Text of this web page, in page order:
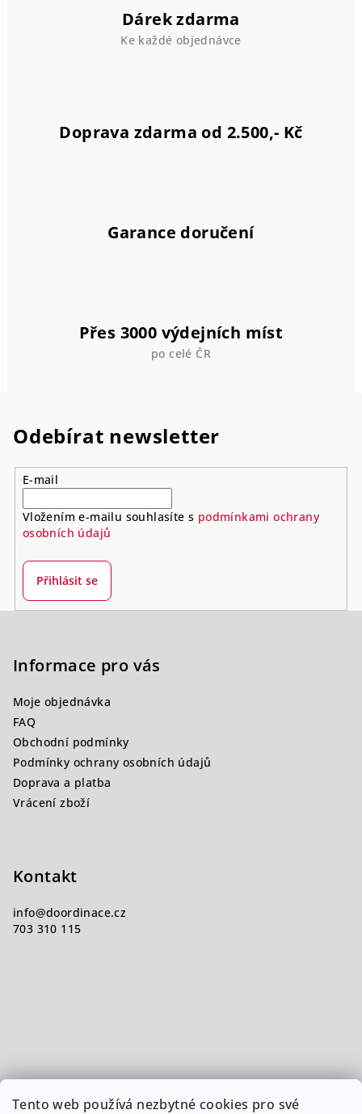
Tento web používá nezbytné cookies pro své
í
p
r
v
ý
Dárek zdarma
Ke každé objednávce
Doprava zdarma od 2.500,- Kč
Garance doručení
Přes 3000 výdejních míst
po celé ČR
Odebírat newsletter
E-mail
Vložením e-mailu souhlasíte s podmínkami ochrany
osobních údajů
Přihlásit se
Informace pro vás
Moje objednávka
FAQ
Obchodní podmínky
Podmínky ochrany osobních údajů
Doprava a platba
Vrácení zboží
Kontakt
info@doordinace.cz
703 310 115